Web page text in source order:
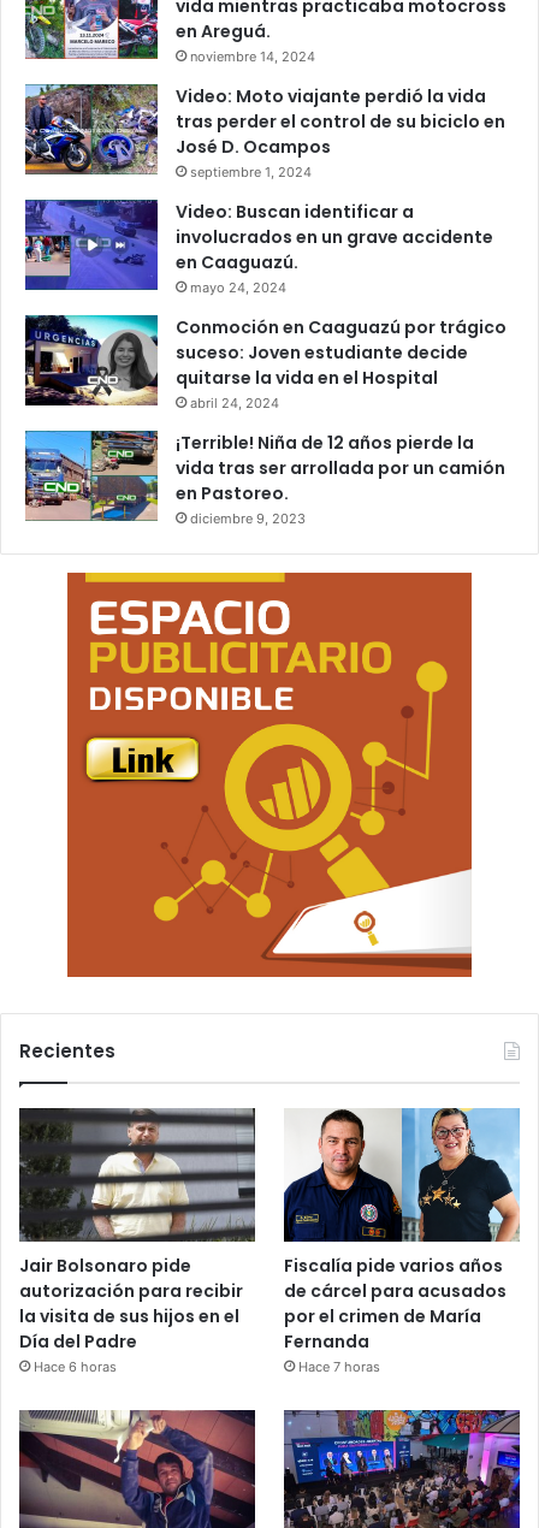
vida mientras practicaba motocross
en Areguá.
noviembre 14, 2024
Video: Moto viajante perdió la vida
tras perder el control de su biciclo en
José D. Ocampos
septiembre 1, 2024
Video: Buscan identificar a
involucrados en un grave accidente
en Caaguazú.
mayo 24, 2024
Conmoción en Caaguazú por trágico
suceso: Joven estudiante decide
quitarse la vida en el Hospital
abril 24, 2024
¡Terrible! Niña de 12 años pierde la
vida tras ser arrollada por un camión
en Pastoreo.
diciembre 9, 2023
Recientes
Jair Bolsonaro pide
autorización para recibir
la visita de sus hijos en el
Día del Padre
Hace 6 horas
Fiscalía pide varios años
de cárcel para acusados
por el crimen de María
Fernanda
Hace 7 horas